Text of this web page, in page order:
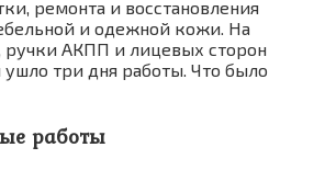
ремонта и восстановления
и одежной кожи. На
ручки АКПП и лицевых сторон
три дня работы. Что было
работы